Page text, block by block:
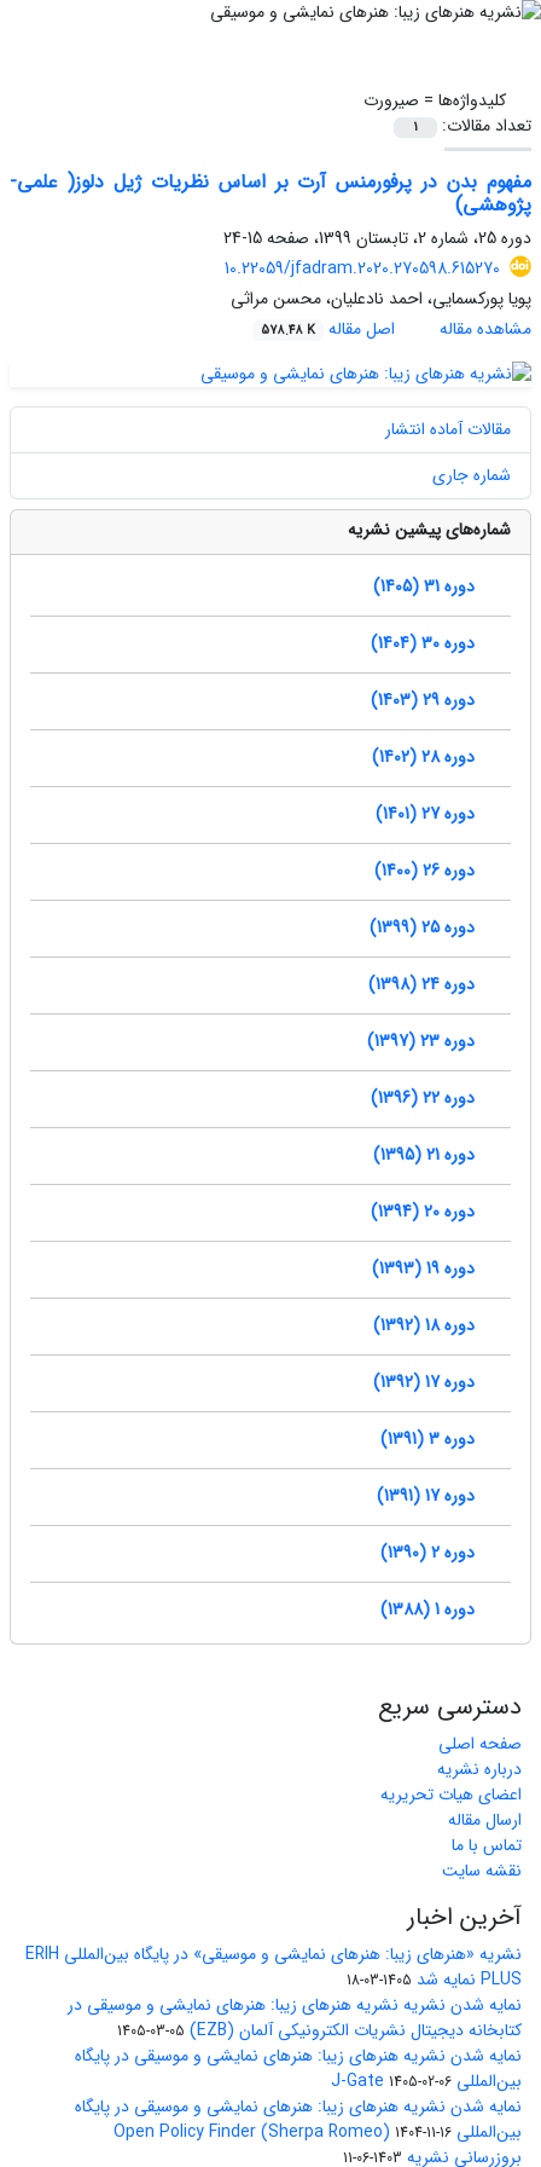
کلیدواژه‌ها = صیرورت
تعداد مقالات:
1
مفهوم بدن در پرفورمنس آرت بر اساس نظریات ژیل دلوز( علمی-
پژوهشی)
دوره 25، شماره 2، تابستان 1399، صفحه
15-24
10.22059/jfadram.2020.270598.615270
پویا پورکسمایی، احمد نادعلیان، محسن مراثی
مشاهده مقاله
اصل مقاله 578.48 K
مقالات آماده انتشار
شماره جاری
شماره‌های پیشین نشریه
دوره 31 (1405)
دوره 30 (1404)
دوره 29 (1403)
دوره 28 (1402)
دوره 27 (1401)
دوره 26 (1400)
دوره 25 (1399)
دوره 24 (1398)
دوره 23 (1397)
دوره 22 (1396)
دوره 21 (1395)
دوره 20 (1394)
دوره 19 (1393)
دوره 18 (1392)
دوره 17 (1392)
دوره 3 (1391)
دوره 17 (1391)
دوره 2 (1390)
دوره 1 (1388)
دسترسی سریع
صفحه اصلی
درباره نشریه
اعضای هیات تحریریه
ارسال مقاله
تماس با ما
نقشه سایت
آخرین اخبار
نشریه «هنرهای زیبا: هنرهای نمایشی و موسیقی» در پایگاه بین‌المللی ERIH
PLUS نمایه شد
1405-03-18
نمایه شدن نشریه نشریه هنرهای زیبا: هنرهای نمایشی و موسیقی در
کتابخانه دیجیتال نشریات الکترونیکی آلمان (EZB)
1405-03-05
نمایه شدن نشریه هنرهای زیبا: هنرهای نمایشی و موسیقی در پایگاه
بین‌المللی J-Gate 1405-02-06
نمایه شدن نشریه هنرهای زیبا: هنرهای نمایشی و موسیقی در پایگاه
بین‌المللی Open Policy Finder (Sherpa Romeo) 1404-11-16
بروزرسانی نشریه 1403-06-11